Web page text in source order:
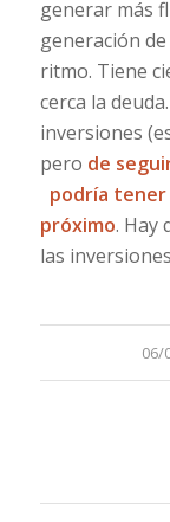
generar más
generación
ritmo. Tiene
cerca la
inversiones
pero de
podría
próximo. Hay
las
06/
/